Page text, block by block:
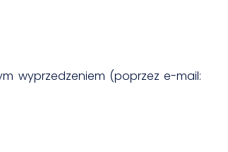
wyprzedzeniem (poprzez e-mail: